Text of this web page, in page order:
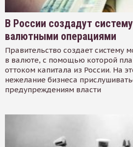
В России создадут
валютными операциями
Правительство создает систему
в валюте, с помощью которой
оттоком капитала из России. На
нежелание бизнеса
предупреждениям власти